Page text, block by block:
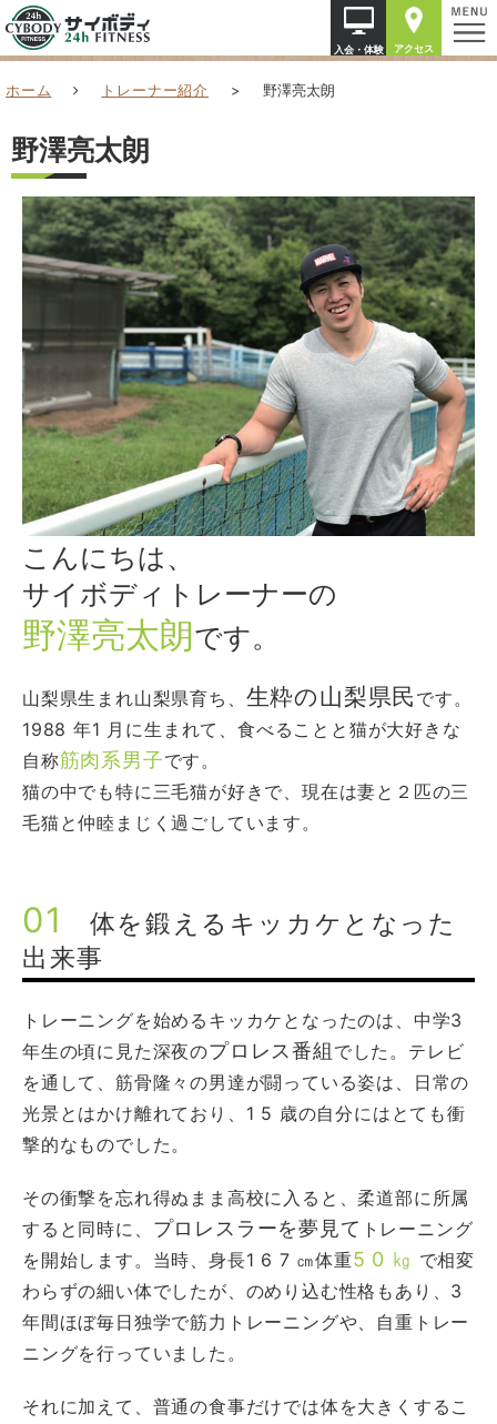
入会・体験 アクセス
ホーム トレーナー紹介 > 野澤亮太朗
野澤亮太朗
こんにちは、
サイボディトレーナーの
野澤亮太朗です。
山梨県生まれ山梨県育ち、 生粋の山梨県民 です。
1988 年1 月に生まれて、食べることと猫が大好きな
自称筋肉系男子です。
猫の中でも特に三毛猫が好きで、現在は妻と２匹の三
毛猫と仲睦まじく過ごしています。
01
体を鍛えるキッカケとなった
出来事
トレーニングを始めるキッカケとなったのは、中学3
年生の頃に見た深夜のプロレス番組 でした。テレビ
を通して、筋骨隆々の男達が闘っている姿は、日常の
光景とはかけ離れており、1 5 歳の自分にはとても衝
撃的なものでした。
その衝撃を忘れ得ぬまま高校に入ると、柔道部に所属
すると同時に、 プロレスラーを夢見て トレーニング
を開始します。当時、身長1 6 7 ㎝体重5 0 ㎏ で相変
わらずの細い体でしたが、のめり込む性格もあり、3
年間ほぼ毎日独学で筋力トレーニングや、自重トレー
ニングを行っていました。
それに加えて、普通の食事だけでは体を大きくするこ